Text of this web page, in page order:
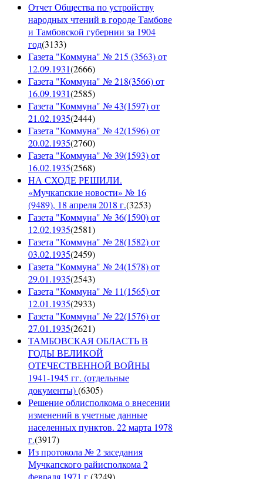
Отчет Общества по устройству
народных чтений в городе Тамбове
и Тамбовской губернии за 1904
год(3133)
Газета "Коммуна" № 215 (3563) от
12.09.1931(2666)
Газета "Коммуна" № 218(3566) от
16.09.1931(2585)
Газета "Коммуна" № 43(1597) от
21.02.1935(2444)
Газета "Коммуна" № 42(1596) от
20.02.1935(2760)
Газета "Коммуна" № 39(1593) от
16.02.1935(2568)
НА СХОДЕ РЕШИЛИ.
«Мучкапские новости» № 16
(9489), 18 апреля 2018 г.(3253)
Газета "Коммуна" № 36(1590) от
12.02.1935(2581)
Газета "Коммуна" № 28(1582) от
03.02.1935(2459)
Газета "Коммуна" № 24(1578) от
29.01.1935(2543)
Газета "Коммуна" № 11(1565) от
12.01.1935(2933)
Газета "Коммуна" № 22(1576) от
27.01.1935(2621)
ТАМБОВСКАЯ ОБЛАСТЬ В
ГОДЫ ВЕЛИКОЙ
ОТЕЧЕСТВЕННОЙ ВОЙНЫ
1941-1945 гг. (отдельные
документы)(6305)
Решение облисполкома о внесении
изменений в учетные данные
населенных пунктов. 22 марта 1978
г.(3917)
Из протокола № 2 заседания
Мучкапского райисполкома 2